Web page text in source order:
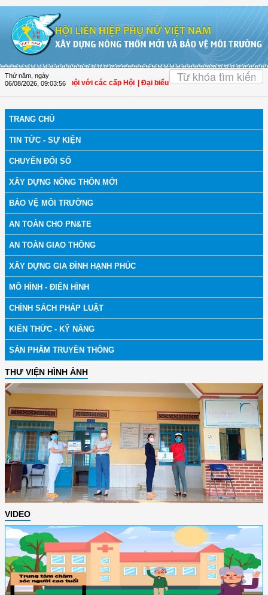
Thứ năm, ngày
06/08/2026 09:03:57
Gia đình - Xã hội với các cấp Hội | Đại biểu Trần Lan Phương: Không để
TRANG CHỦ
TIN TỨC - SỰ KIỆN
CHUYỂN ĐỔI SỐ
XÂY DỰNG NÔNG THÔN MỚI
BẢO VỆ MÔI TRƯỜNG
AN TOÀN CHO PN&TE
AN TOÀN GIAO THÔNG
XÂY DỰNG GIA ĐÌNH HẠNH PHÚC
MÔ HÌNH - ĐIỂN HÌNH
CHÍNH SÁCH PHÁP LUẬT
KIẾN THỨC - KỸ NĂNG
SẢN PHẨM TRUYỀN THÔNG
THƯ VIỆN HÌNH ẢNH
VIDEO
OK